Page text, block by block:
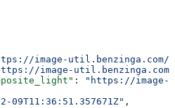
image-util.benzinga.com/
image-util.benzinga.com/
:
"https://image-
09T11:36:51.357671Z" ,